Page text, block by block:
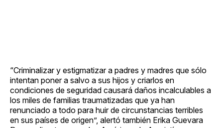
“Criminalizar y estigmatizar a padres y madres que sólo
intentan poner a salvo a sus hijos y criarlos en
condiciones de seguridad causará daños incalculables a
los miles de familias traumatizadas que ya han
renunciado a todo para huir de circunstancias terribles
en sus países de origen”, alertó también Erika Guevara